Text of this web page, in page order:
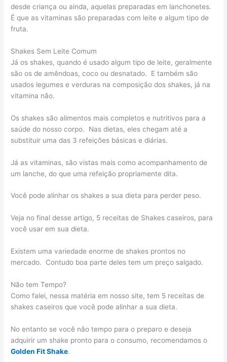
desde criança ou ainda, aquelas preparadas em lanchonetes.
É que as vitaminas são preparadas com leite e algum tipo de
fruta.
Shakes Sem Leite Comum
Já os shakes, quando é usado algum tipo de leite, geralmente
são os de amêndoas, coco ou desnatado. E também são
usados legumes e verduras na composição dos shakes, já na
vitamina não.
Os shakes são alimentos mais completos e nutritivos para a
saúde do nosso corpo. Nas dietas, eles chegam até a
substituir uma das 3 refeições básicas e diárias.
Já as vitaminas, são vistas mais como acompanhamento de
um lanche, do que uma refeição propriamente dita.
Você pode alinhar os shakes a sua dieta para perder peso.
Veja no final desse artigo, 5 receitas de Shakes caseiros, para
você usar em sua dieta.
Existem uma variedade enorme de shakes prontos no
mercado. Contudo boa parte deles tem um preço salgado.
Não tem Tempo?
Como falei, nessa matéria em nosso site, tem 5 receitas de
shakes caseiros que você pode alinhar a sua dieta.
No entanto se você não tempo para o preparo e deseja
adquirir um shake pronto para o consumo, recomendamos o
Golden Fit Shake.